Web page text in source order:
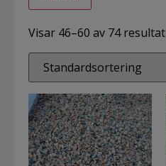
Visar 46–60 av 74 resultat